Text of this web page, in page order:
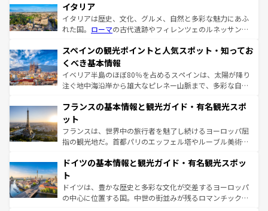
イタリア
イタリアは歴史、文化、グルメ、自然と多彩な魅力にあふ
れた国。 ローマの古代遺跡やフィレンツェのルネッサンス
ろん、トスカーナの美しい田園風景やアマルフィ海岸の絶
景など、自然景観も見逃せない。観光の合間には、本場の
ピザやパスタなど、絶品のイタリア料理を堪能することも
できる。朝目覚めてから夜眠るまで、すべての瞬間を楽し
なお、新着のイタリア情報はコンテンツ一覧を参照してほ
しい。
スペインの観光ポイントと人気スポット・知ってお
くべき基本情報
イベリア半島のほぼ80％を占めるスペインは、太陽が降り
注ぐ地中海沿岸から雄大なピレネー山脈まで、多彩な自然
文化が根付くこの国では、情熱的なフラメンコ、熱気あふ
れる闘牛、そして美味しいタパスが生活の一部となってい
る。首都マドリードの洗練された雰囲気や、バルセロナの
アートに溢れた街角から、地方では古代ローマ遺跡や中世
せる。地方によって風土や気候が異なるスペインはその個
ンテンツ一覧 を参照してほしい。
フランスの基本情報と観光ガイド・有名観光スポ
ット
フランスは、世界中の旅行者を魅了し続けるヨーロッパ屈
指の観光地だ。首都パリのエッフェル塔やルーブル美術館
で、幅広い魅力が詰まっている。華麗な宮殿、歴史的な大
聖堂、美しいビーチ、そして豊かな自然が、訪れる者を心
から魅了する。また、フランスは美食の国としても知ら
れ、フランス料理はユネスコ無形文化遺産にも登録されて
ドイツの基本情報と観光ガイド・有名観光スポッ
ト
ドイツは、豊かな歴史と多彩な文化が交差するヨーロッパ
の中心に位置する国。中世の街並みが残るロマンチック街